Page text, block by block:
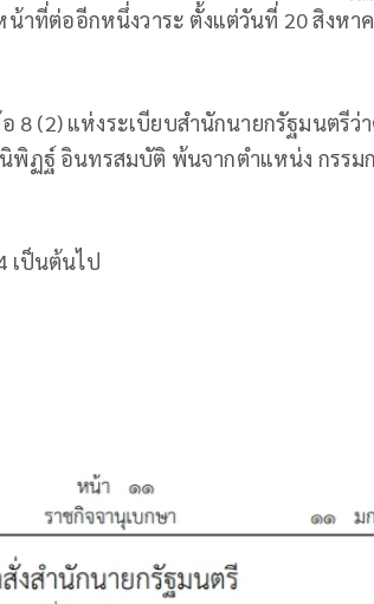
าที่ต่ออีกหนึ่งวาระ ตั้งแต่วันที่ 20 สิงหา
8 (2) แห่งระเบียบสำนักนายกรัฐมนตรีว่
พิฏฐ์ อินทรสมบัติ พ้นจากตำแหน่ง กรรม
เป็นต้นไป